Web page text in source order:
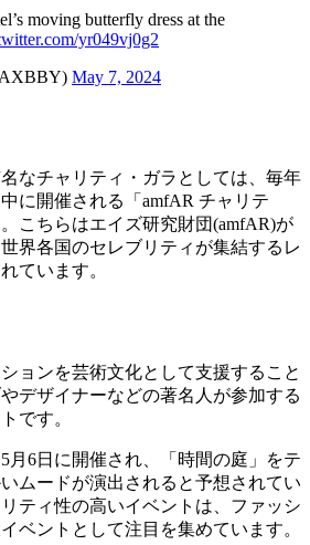
moving butterfly dress at the
yr049vj0g2
May 7, 2024
なチャリティ・ガラとしては、毎年
に開催される「amfAR チャリテ
こちらはエイズ研究財団(amfAR)が
界各国のセレブリティが集結するレ
ています。
ョンを芸術文化として支援すること
デザイナーなどの著名人が参加する
です。
月6日に開催され、「時間の庭」をテ
ムードが演出されると予想されてい
ティ性の高いイベントは、ファッシ
ベントとして注目を集めています。